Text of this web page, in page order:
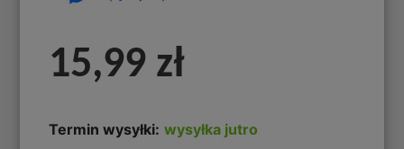
15,99 zł
Termin wysyłki: wysyłka jutro